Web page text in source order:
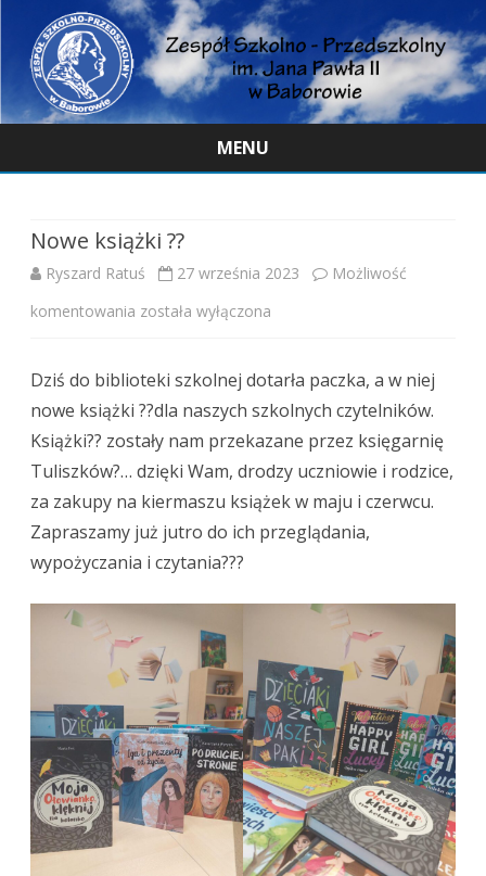
MENU
Nowe książki ??
Ryszard Ratuś 27 września 2023
Możliwość
komentowania Nowe
??
została wyłączona
Dziś do biblioteki szkolnej dotarła paczka, a w niej
nowe książki ??dla naszych szkolnych czytelników.
Książki?? zostały nam przekazane przez księgarnię
Tuliszków?… dzięki Wam, drodzy uczniowie i rodzice,
za zakupy na kiermaszu książek w maju i czerwcu.
Zapraszamy już jutro do ich przeglądania,
wypożyczania i czytania???